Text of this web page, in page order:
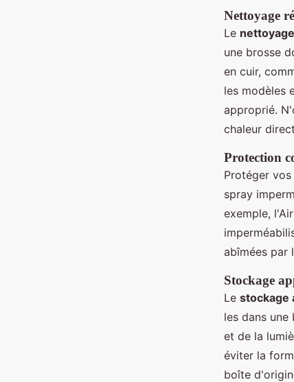
Nettoyage
Le
une brosse
en cuir,
les modèles
approprié.
chaleur
Protection
Protéger
spray
exemple,
abîmées par
Stockage
Le stockage
les dans
et de la
éviter la
boîte